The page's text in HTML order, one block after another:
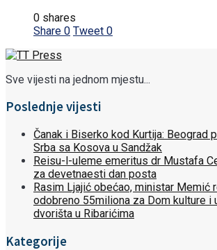
0 shares
Share 0 Tweet 0
Sve vijesti na jednom mjestu...
Poslednje vijesti
Čanak i Biserko kod Kurtija: Beograd
Srba sa Kosova u Sandžak
Reisu-l-uleme emeritus dr Mustafa
za devetnaesti dan posta
Rasim Ljajić obećao, ministar Memić
odobreno 55miliona za Dom kulture i
dvorišta u Ribarićima
Kategorije